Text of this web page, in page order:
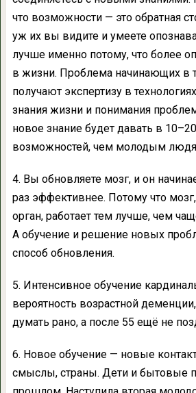
что возможности — это обратная
уж их вы видите и умеете
лучше именно потому, что более
в жизни. Проблема начинающих в
получают экспертизу в
знания жизни и понимания
новое знание будет давать в
возможностей, чем молодым
4. Вы обновляете мозг, и он
раз эффективнее. Потому что
орган, работает тем лучше, чем
А обучение и решение новых
способ обновления.
5. Интенсивное обучение
вероятность возрастной
думать рано, а после 55 ещё не
6. Новое обучение — новые
смыслы, страны. Дети и бытовые